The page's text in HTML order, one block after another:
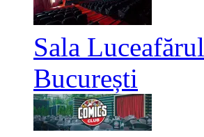
Sala Luceafărul
București